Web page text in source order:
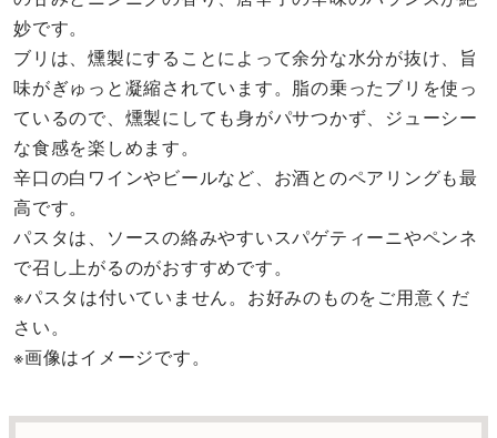
妙です。
ブリは、燻製にすることによって余分な水分が抜け、旨
味がぎゅっと凝縮されています。脂の乗ったブリを使っ
ているので、燻製にしても身がパサつかず、ジューシー
な食感を楽しめます。
辛口の白ワインやビールなど、お酒とのペアリングも最
高です。
パスタは、ソースの絡みやすいスパゲティーニやペンネ
で召し上がるのがおすすめです。
※パスタは付いていません。お好みのものをご用意くだ
さい。
※画像はイメージです。